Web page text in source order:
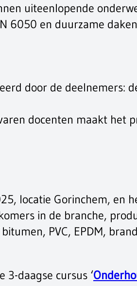
uiteenlopende
6050 en duurzame
door de deelnemers:
docenten maakt het
locatie Gorinchem, en
in de branche,
PVC, EPDM,
3-daagse cursus ‘